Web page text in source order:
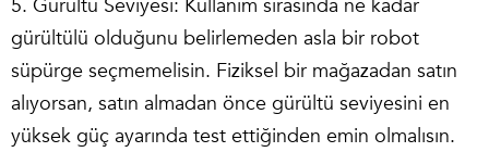
5. Gürültü Seviyesi: Kullanım sırasında ne kadar
gürültülü olduğunu belirlemeden asla bir robot
süpürge seçmemelisin. Fiziksel bir mağazadan satın
alıyorsan, satın almadan önce gürültü seviyesini en
yüksek güç ayarında test ettiğinden emin olmalısın.